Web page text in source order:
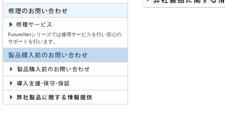
FutureNetシリーズでは修理サービスを行い安心の
サポートを行います。